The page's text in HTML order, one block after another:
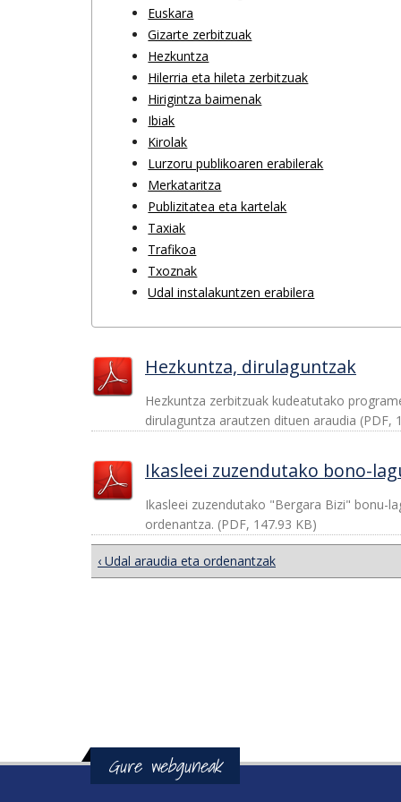
Euskara
Gizarte zerbitzuak
Hezkuntza
Hilerria eta hileta zerbitzuak
Hirigintza baimenak
Ibiak
Kirolak
Lurzoru publikoaren erabilerak
Merkataritza
Publizitatea eta kartelak
Taxiak
Trafikoa
Txoznak
Udal instalakuntzen erabilera
Hezkuntza, dirulaguntzak
Hezkuntza zerbitzuak kudeatutako
dirulaguntza arautzen dituen araudia (PDF,
Ikasleei zuzendutako bono-
Ikasleei zuzendutako "Bergara Bizi" bonu-
ordenantza. (PDF, 147.93 KB)
‹ Udal araudia eta ordenantzak
Gure webguneak